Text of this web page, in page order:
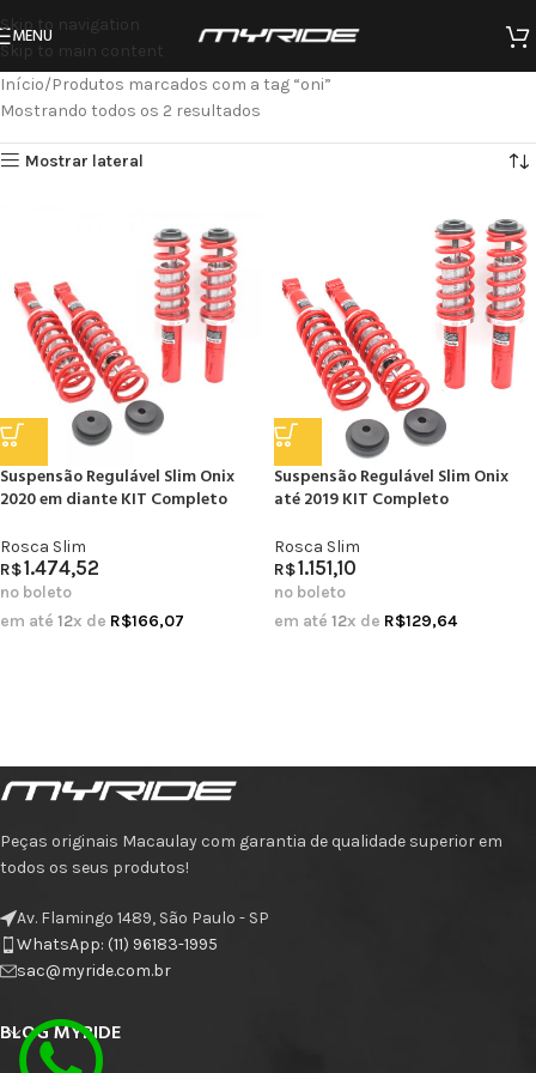
Skip to navigation
Skip to main content
MENU
Início Produtos marcados com a tag “oni”
Mostrando todos os 2 resultados
Mostrar lateral
Suspensão Regulável Slim Onix
2020 em diante KIT Completo
Rosca Slim
R$1.474,52
no boleto
em até 12x de R$166,07
Suspensão Regulável Slim Onix
até 2019 KIT Completo
Rosca Slim
R$1.151,10
no boleto
em até 12x de R$129,64
Peças originais Macaulay com garantia de qualidade superior em
todos os seus produtos!
Av. Flamingo 1489, São Paulo - SP
WhatsApp: (11) 96183-1995
sac@myride.com.br
BLOG MYRIDE